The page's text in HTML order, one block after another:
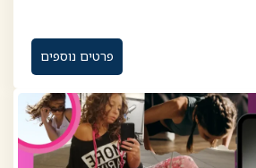
פרטים נוספים